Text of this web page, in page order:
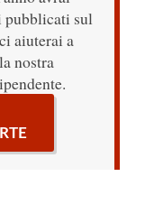
sul
aiuterai a
nostra